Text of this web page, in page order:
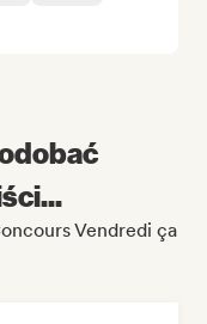
Vendredi ça